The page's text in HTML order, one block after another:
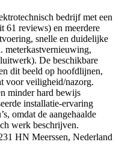
bedrijf met een
61 reviews) en meerdere
snelle en duidelijke
meterkastvernieuwing,
De beschikbare
dit beeld op hoofdlijnen,
voor veiligheid/nazorg.
minder hard bewijs
installatie-ervaring
omdat de aangehaalde
werk beschrijven.
HN Meerssen, Nederland